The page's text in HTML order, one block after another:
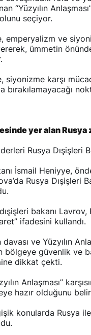
“Yüzyılın
seçiyor.
ve
ümmetin
siyonizme karşı
bırakılamayacağı
yer alan
Rusya
İsmail Heniyye,
Rusya
bakanı
ifadesini kullandı.
ve Yüzyılın
bölgeye güvenlik ve
dikkat çekti.
Anlaşması”
hazır olduğunu
konularda Rusya